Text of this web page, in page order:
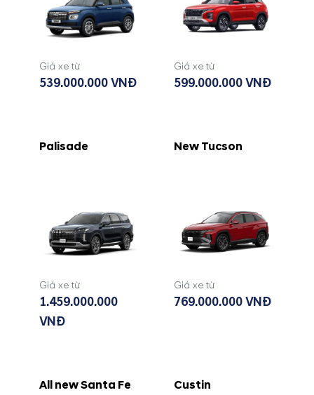
Giá xe từ
539.000.000 VNĐ
Giá xe từ
599.000.000 VNĐ
Palisade
Giá xe từ
1.459.000.000
VNĐ
New Tucson
Giá xe từ
769.000.000 VNĐ
All new Santa Fe Custin